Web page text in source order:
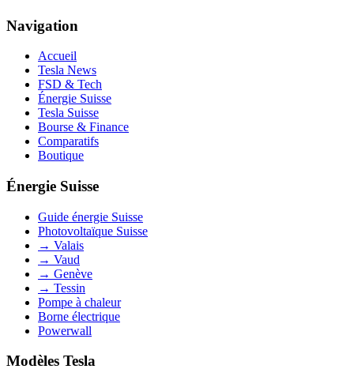
Navigation
Accueil
Tesla News
FSD & Tech
Énergie Suisse
Tesla Suisse
Bourse & Finance
Comparatifs
Boutique
Énergie Suisse
Guide énergie Suisse
Photovoltaïque Suisse
→ Valais
→ Vaud
→ Genève
→ Tessin
Pompe à chaleur
Borne électrique
Powerwall
Modèles Tesla